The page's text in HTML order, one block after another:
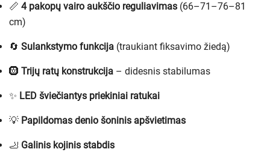
📏 4 pakopų vairo aukščio reguliavimas (66–71–76–81
cm)
🔄 Sulankstymo funkcija (traukiant fiksavimo žiedą)
🛞 Trijų ratų konstrukcija – didesnis stabilumas
✨ LED šviečiantys priekiniai ratukai
💡 Papildomas denio šoninis apšvietimas
🦶 Galinis kojinis stabdis